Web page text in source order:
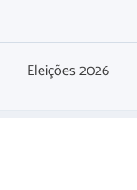
Eleições 2026